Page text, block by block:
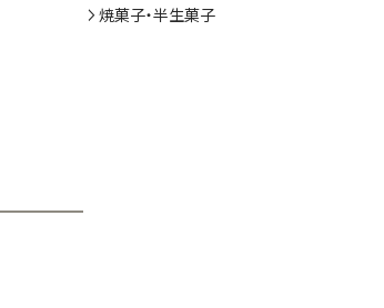
焼菓子・半生菓子